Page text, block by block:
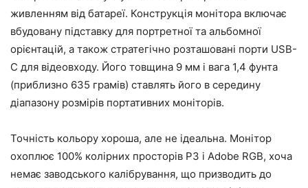
живленням від батареї. Конструкція монітора включає
вбудовану підставку для портретної та альбомної
орієнтацій, а також стратегічно розташовані порти USB-
C для відеовходу. Його товщина 9 мм і вага 1,4 фунта
(приблизно 635 грамів) ставлять його в середину
діапазону розмірів портативних моніторів.
Точність кольору хороша, але не ідеальна. Монітор
охоплює 100% колірних просторів P3 і Adobe RGB, хоча
немає заводського калібрування, що призводить до